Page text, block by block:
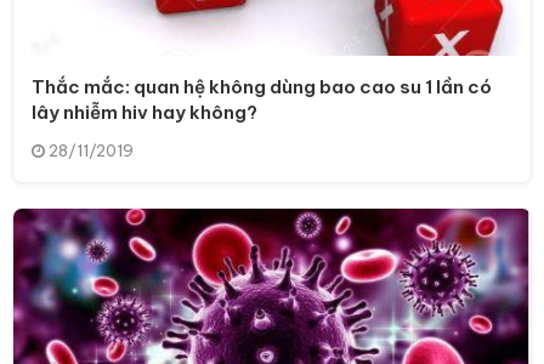
Thắc mắc: quan hệ không dùng bao cao su 1 lần có
lây nhiễm hiv hay không?
28/11/2019